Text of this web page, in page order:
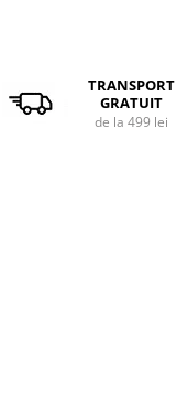
TRANSPORT
GRATUIT
de la 499 lei